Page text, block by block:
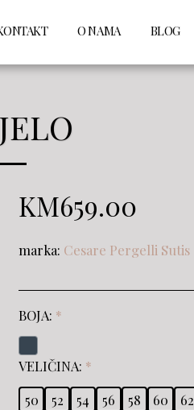
O NAMA BLOG
KM659.00
marka: Cesare Pergelli Sutis
BOJA: *
VELIČINA: *
50
52 54 56 58 60 62